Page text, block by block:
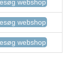
webshop
webshop
webshop